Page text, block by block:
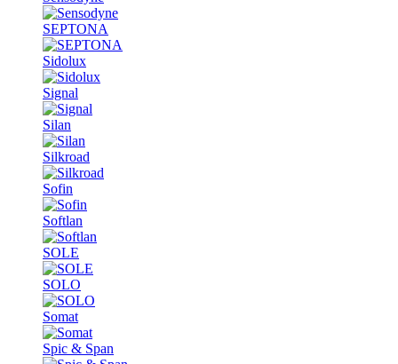
SEPTONA
Sidolux
Signal
Silan
Silkroad
Sofin
Softlan
SOLE
SOLO
Somat
Spic & Span